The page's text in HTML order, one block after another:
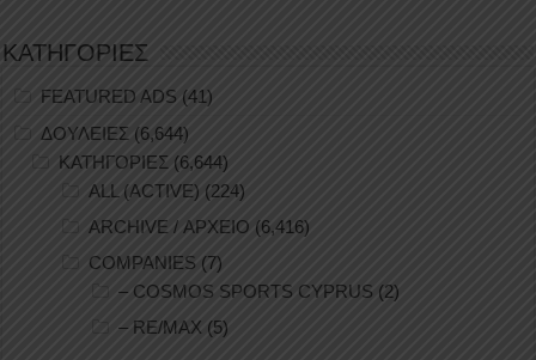
ΚΑΤΗΓΟΡΙΕΣ
FEATURED ADS (41)
ΔΟΥΛΕΙΕΣ (6,644)
ΚΑΤΗΓΟΡΙΕΣ (6,644)
ALL (ACTIVE) (224)
ARCHIVE / ΑΡΧΕΙΟ (6,416)
COMPANIES (7)
– COSMOS SPORTS CYPRUS (2)
– RE/MAX (5)